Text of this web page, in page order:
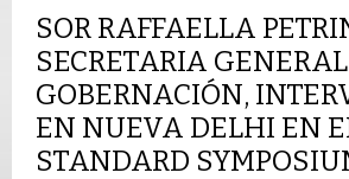
SOR RAFFAELLA
SECRETARIA
GOBERNACIÓN,
EN NUEVA DELHI EN
STANDARD